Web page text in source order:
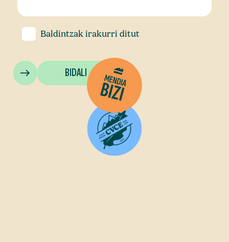
Baldintzak irakurri ditut
BIDALI